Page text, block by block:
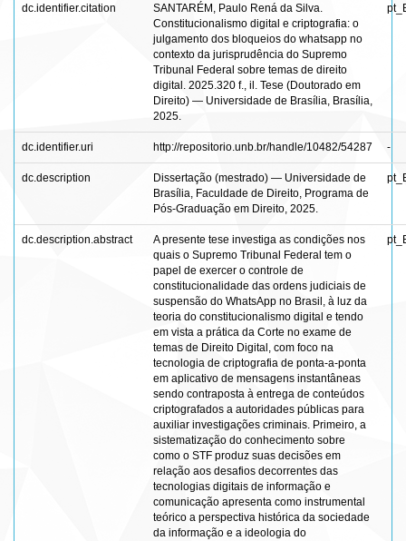
dc.identifier.citation
SANTARÉM, Paulo Rená da Silva.
Constitucionalismo digital e criptografia: o
julgamento dos bloqueios do whatsapp no
contexto da jurisprudência do Supremo
Tribunal Federal sobre temas de direito
digital. 2025.320 f., il. Tese (Doutorado em
Direito) — Universidade de Brasília, Brasília,
2025.
dc.identifier.uri http://repositorio.unb.br/handle/10482/54287 -
dc.description
Dissertação (mestrado) — Universidade de
Brasília, Faculdade de Direito, Programa de
Pós-Graduação em Direito, 2025.
dc.description.abstract
A presente tese investiga as condições nos
quais o Supremo Tribunal Federal tem o
papel de exercer o controle de
constitucionalidade das ordens judiciais de
suspensão do WhatsApp no Brasil, à luz da
teoria do constitucionalismo digital e tendo
em vista a prática da Corte no exame de
temas de Direito Digital, com foco na
tecnologia de criptografia de ponta-a-ponta
em aplicativo de mensagens instantâneas
sendo contraposta à entrega de conteúdos
criptografados a autoridades públicas para
auxiliar investigações criminais. Primeiro, a
sistematização do conhecimento sobre
como o STF produz suas decisões em
relação aos desafios decorrentes das
tecnologias digitais de informação e
comunicação apresenta como instrumental
teórico a perspectiva histórica da sociedade
da informação e a ideologia do